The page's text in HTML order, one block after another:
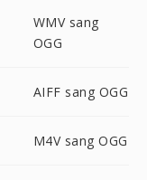
WMV sang
OGG
AIFF sang OGG
M4V sang OGG